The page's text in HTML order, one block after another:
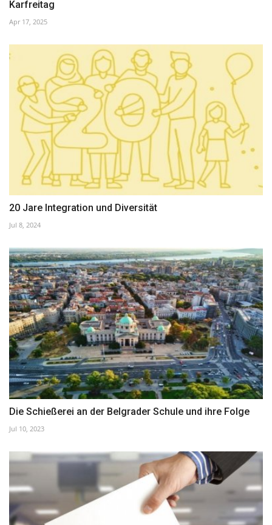
Karfreitag
Apr 17, 2025
20 Jare Integration und Diversität
Jul 8, 2024
Die Schießerei an der Belgrader Schule und ihre Folge
Jul 10, 2023